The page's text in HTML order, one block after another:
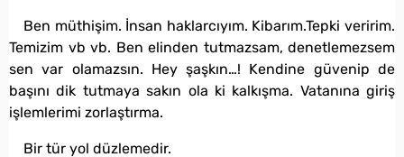
Ben müthişim. İnsan haklarcıyım. Kibarım.Tepki veririm.
Temizim vb vb. Ben elinden tutmazsam, denetlemezsem
sen var olamazsın. Hey şaşkın…! Kendine güvenip de
başını dik tutmaya sakın ola ki kalkışma. Vatanına giriş
işlemlerimi zorlaştırma.
Bir tür yol düzlemedir.